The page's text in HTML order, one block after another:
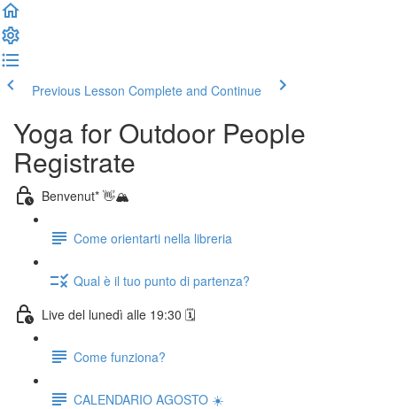
Previous Lesson Complete and Continue
Yoga for Outdoor People
Registrate
Benvenut* 👋🏔️
Come orientarti nella libreria
Qual è il tuo punto di partenza?
Live del lunedì alle 19:30 🗓️
Come funziona?
CALENDARIO AGOSTO ☀️